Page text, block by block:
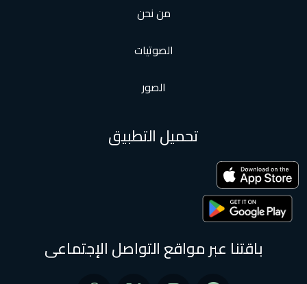
من نحن
الصوتيات
الصور
تحميل التطبيق
باقتنا عبر مواقع التواصل الإجتماعى